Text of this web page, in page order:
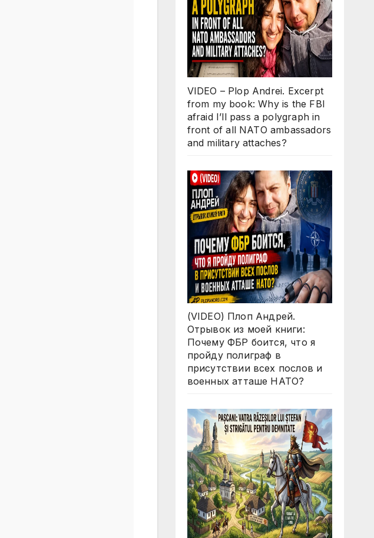
VIDEO – Plop Andrei. Excerpt
from my book: Why is the FBI
afraid I’ll pass a polygraph in
front of all NATO ambassadors
and military attaches?
(VIDEO) Плоп Андрей.
Отрывок из моей книги:
Почему ФБР боится, что я
пройду полиграф в
присутствии всех послов и
военных атташе НАТО?